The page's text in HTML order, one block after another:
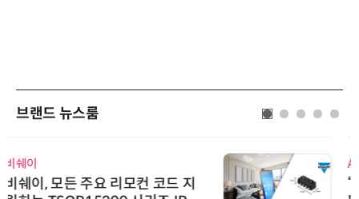
브랜드 뉴스룸
AIPD
“특허분석도 AI와 함께”…IP산업